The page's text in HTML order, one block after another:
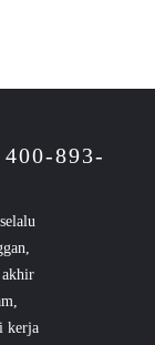
893-
akhir
kerja